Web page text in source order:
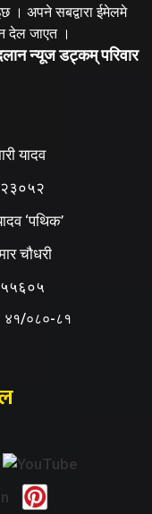
। अपने सबद्वारा ईमेलमे
देल जाएत ।
न्यूज डट्कम् परिवार
यादव
‘पथिक’
चौधरी
४१/०८०-८१